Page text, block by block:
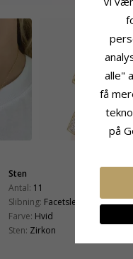
Sten
Antal: 11
Slibning: Facetsleben
Farve: Hvid
Sten: Zirkon
alle"
få
på